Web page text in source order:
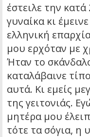
έστειλε την
γυναίκα κι
ελληνική
μου ερχόταν με
Ήταν το
καταλάβαινε
αυτά. Κι εμείς
της γειτονιάς.
μητέρα μου
τότε τα σόγια, η